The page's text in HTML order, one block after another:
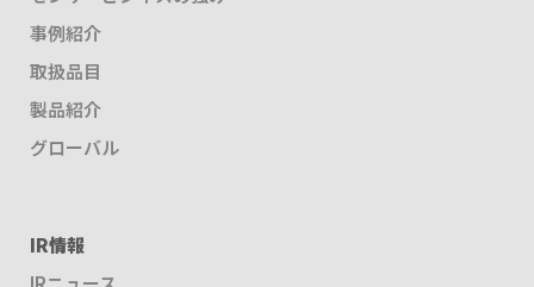
事例紹介
取扱品目
製品紹介
グローバル
IR情報